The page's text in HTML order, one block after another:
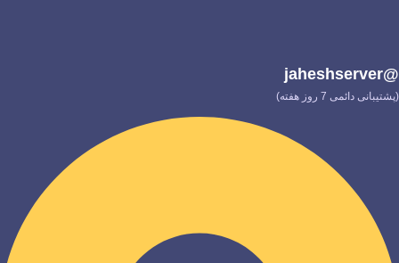
@jaheshserver
(پشتیبانی دائمی 7 روز هفته)